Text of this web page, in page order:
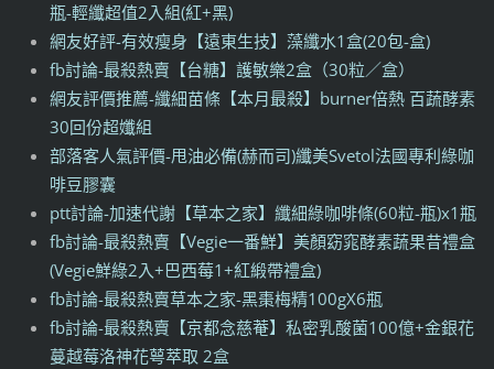
瓶-輕纖超值2入組(紅+黑)
網友好評-有效瘦身【遠東生技】藻纖水1盒(20包-盒)
fb討論-最殺熱賣【台糖】護敏樂2盒（30粒／盒）
網友評價推薦-纖細苗條【本月最殺】burner倍熱 百蔬酵素
30回份超孅組
部落客人氣評價-甩油必備(赫而司)纖美Svetol法國專利綠咖
啡豆膠囊
ptt討論-加速代謝【草本之家】纖細綠咖啡條(60粒-瓶)x1瓶
fb討論-最殺熱賣【Vegie一番鮮】美顏窈窕酵素蔬果昔禮盒
(Vegie鮮綠2入+巴西莓1+紅緞帶禮盒)
fb討論-最殺熱賣草本之家-黑棗梅精100gX6瓶
fb討論-最殺熱賣【京都念慈菴】私密乳酸菌100億+金銀花
蔓越莓洛神花萼萃取 2盒